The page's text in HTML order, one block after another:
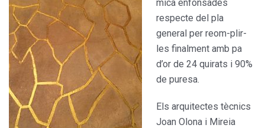
mica enfonsades
respecte del pla
general per reom-plir-
les finalment amb pa
d’or de 24 quirats i 90%
de puresa.
Els arquitectes tècnics
Joan Olona i Mireia